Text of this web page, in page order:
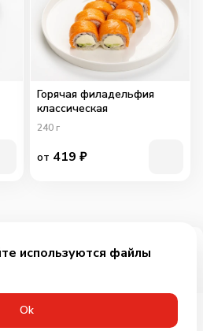
за 739₽
Горячая филадельфия
классическая
240 г
от 419 ₽
используются файлы
Оk